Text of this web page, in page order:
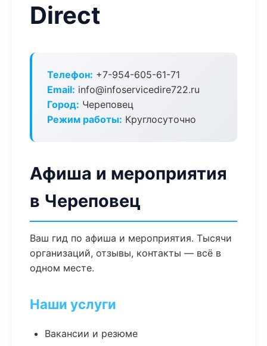
Direct
Телефон: +7-954-605-61-71
Email: info@infoservicedire722.ru
Город: Череповец
Режим работы: Круглосуточно
Афиша и мероприятия
в Череповец
Ваш гид по афиша и мероприятия. Тысячи
организаций, отзывы, контакты — всё в
одном месте.
Наши услуги
Вакансии и резюме